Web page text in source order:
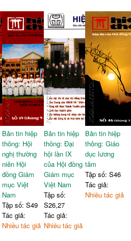
Bản tin hiệp
thông: Hội
nghị thường
niên Hội
đồng Giám
mục Việt
Nam
Tập số: S49
Tác giả:
Nhiều tác giả
Bản tin hiệp
thông: Đại
hội lần IX
của Hội đồng
Giám mục
Việt Nam
Tập số:
S26,27
Tác giả:
Nhiều tác giả
Bản tin hiệp
thông: Giáo
dục lương
tâm
Tập số: S46
Tác giả:
Nhiều tác giả